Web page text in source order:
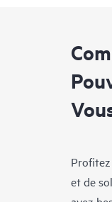
Profitez
et de